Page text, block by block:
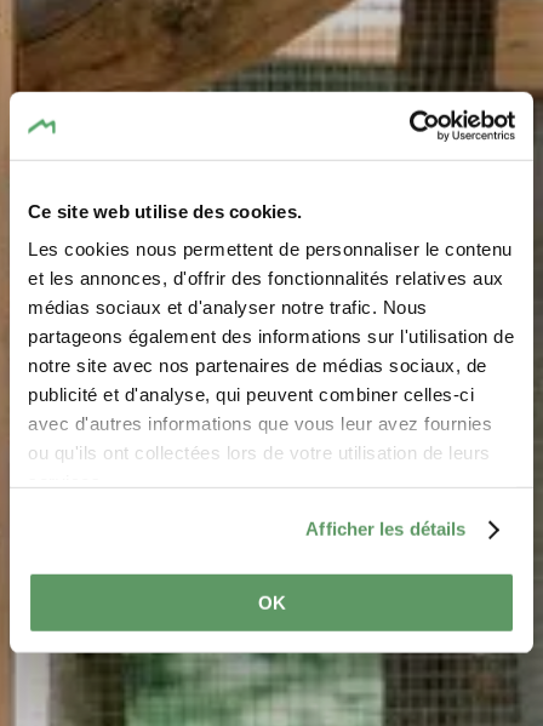
Ce site web utilise des cookies.
Les cookies nous permettent de personnaliser le contenu
et les annonces, d'offrir des fonctionnalités relatives aux
médias sociaux et d'analyser notre trafic. Nous
partageons également des informations sur l'utilisation de
notre site avec nos partenaires de médias sociaux, de
publicité et d'analyse, qui peuvent combiner celles-ci
avec d'autres informations que vous leur avez fournies
ou qu'ils ont collectées lors de votre utilisation de leurs
Afficher les détails
OK
Circuits à boules